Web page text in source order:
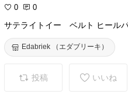
0 0
サテライトイー ベルト ヒール
Edabriek （エダブリーキ）
投稿 いいね